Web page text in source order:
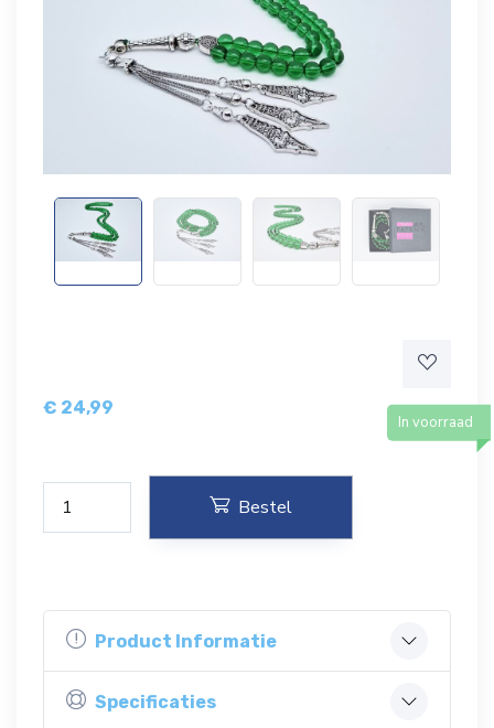
€ 24,99
In voorraad
Bestel
Product Informatie
Specificaties